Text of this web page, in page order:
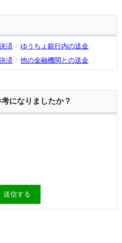
済
ゆうちょ銀行内の送金
済 他の金融機関との送金
になりましたか？
送信する